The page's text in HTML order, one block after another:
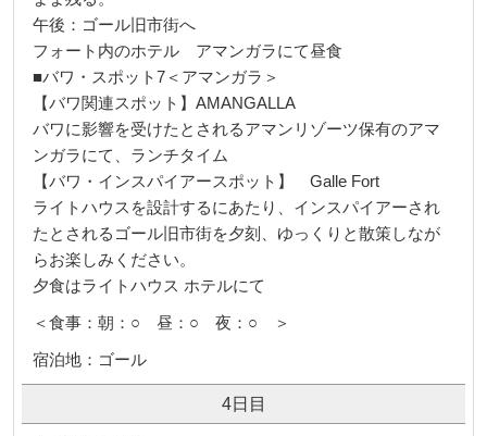
午後：ゴール旧市街へ
フォート内のホテル アマンガラにて昼食
■バワ・スポット7＜アマンガラ＞
【バワ関連スポット】AMANGALLA
バワに影響を受けたとされるアマンリゾーツ保有のアマ
ンガラにて、ランチタイム
【バワ・インスパイアースポット】 Galle Fort
ライトハウスを設計するにあたり、インスパイアーされ
たとされるゴール旧市街を夕刻、ゆっくりと散策しなが
らお楽しみください。
夕食はライトハウス ホテルにて
＜食事：朝：○ 昼：○ 夜：○ ＞
宿泊地：ゴール
4日目